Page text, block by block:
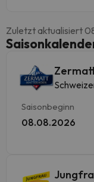
Zuletzt aktualisiert
Saisonbeginn
08.08.2026